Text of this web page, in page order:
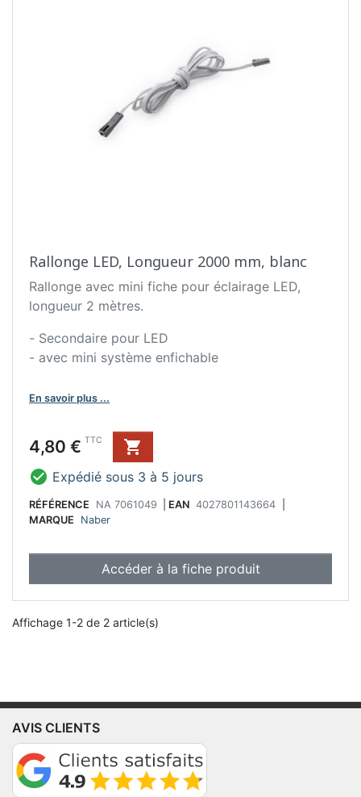
Rallonge LED, Longueur 2000 mm, blanc
Rallonge avec mini fiche pour éclairage LED,
longueur 2 mètres.
- Secondaire pour LED
- avec mini système enfichable
En savoir plus ...
Prix
4,80 € TTC

 Expédié sous 3 à 5 jours
RÉFÉRENCE NA 7061049 EAN 4027801143664
MARQUE
Naber
Accéder à la fiche produit
Affichage 1-2 de 2 article(s)
AVIS CLIENTS